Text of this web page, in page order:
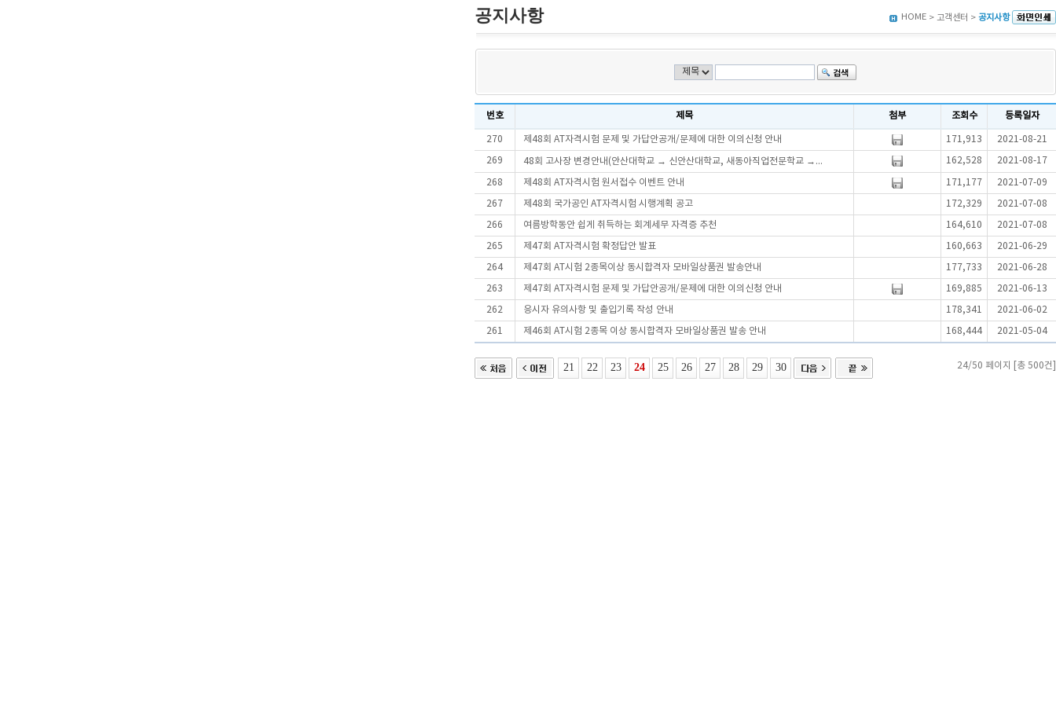
공지사항 HOME > 고객센터 > 공지사항
번호 제목 첨부 조회수 등록일자
270 제48회 AT자격시험 문제 및 가답안공개/문제에 대한 이의신청 안내 171,913 2021-08-21
269 48회 고사장 변경안내(안산대학교 → 신안산대학교, 새동아직업전문학교 →... 162,528 2021-08-17
268 제48회 AT자격시험 원서접수 이벤트 안내 171,177 2021-07-09
267 제48회 국가공인 AT자격시험 시행계획 공고 172,329 2021-07-08
266 여름방학동안 쉽게 취득하는 회계세무 자격증 추천 164,610 2021-07-08
265 제47회 AT자격시험 확정답안 발표 160,663 2021-06-29
264 제47회 AT시험 2종목이상 동시합격자 모바일상품권 발송안내 177,733 2021-06-28
263 제47회 AT자격시험 문제 및 가답안공개/문제에 대한 이의신청 안내 169,885 2021-06-13
262 응시자 유의사항 및 출입기록 작성 안내 178,341 2021-06-02
261 제46회 AT시험 2종목 이상 동시합격자 모바일상품권 발송 안내 168,444 2021-05-04
21 22 23 24 25 26 27 28 29 30 24/50 페이지 [총 500건]